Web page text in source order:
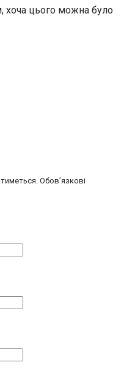
хоча цього можна було
Обов’язкові